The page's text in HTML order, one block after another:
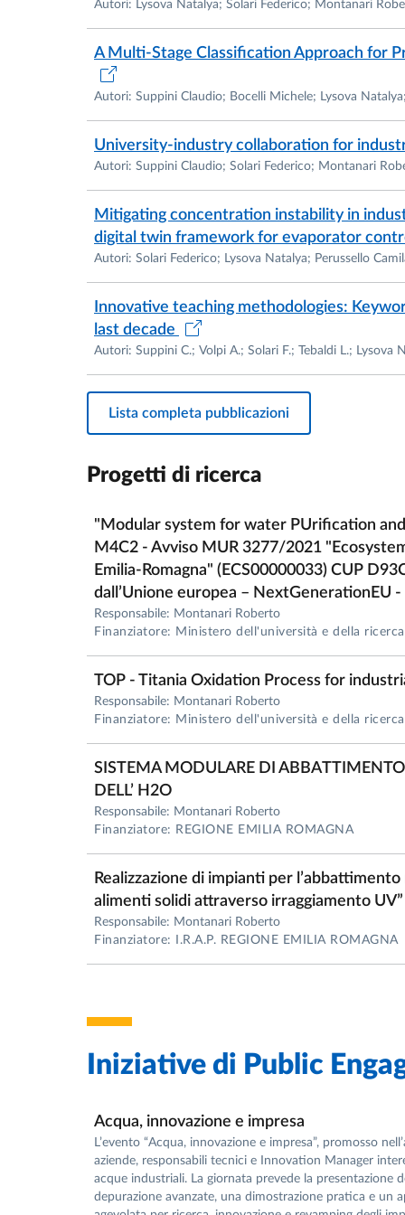
Commissione Monitoraggio
Coordinatore Erasmus/Socrates
Ricercatore Universitario – Università di
Attività didattica:
Gestione degli Impianti Industriali
Macchine e Impianti dell’Industria
Tutor corsi di qualità dei processi industriali
2002 – 2003
Visiting Professor
New Jersey Institute of Technology (USA)
1992 – 1998
Laurea in Ingegneria Meccanica
Voto: 110/110 con lode e dignità di stampa
1987 – 1992
Diploma di Maturità Scientifica
Istituto Tecnico Industriale “L. Nobili”,
Voto: 60/60
Attività di ricerca
L’attività scientifica riguarda principalmente:
progettazione e analisi degli impianti
supply chain management
simulazione dei sistemi produttivi
manutenzione e affidabilità
ottimizzazione e intelligenza artificiale
Indicatori bibliometrici (Scopus – marzo
147 pubblicazioni scientifiche
2659 citazioni
h-index: 27
International Journal of Production
Journal of Cleaner Production
International Journal of Production Research
Reliability Engineering & System Safety
Packaging Technology and Science
Trends in Food Science & Technology
Autori: Lysova Natalya; Solari Federico; Montanari
A Multi-Stage Classification Approach for
Autori: Suppini Claudio; Bocelli Michele; Lysova
University-industry collaboration for
Autori: Suppini Claudio; Solari Federico; Montanari
Mitigating concentration instability in
digital twin framework for evaporator
Autori: Solari Federico; Lysova Natalya; Perussello
Innovative teaching methodologies:
last decade
Autori: Suppini C.; Volpi A.; Solari F.; Tebaldi L.; Lysova
Lista completa pubblicazioni
Progetti di ricerca
"Modular system for water PUrification and
M4C2 - Avviso MUR 3277/2021
Emilia-Romagna" (ECS00000033) CUP
dall’Unione europea – NextGenerationEU -
Responsabile: Montanari Roberto
Finanziatore: Ministero dell'università e della ricerca
TOP - Titania Oxidation Process for
Responsabile: Montanari Roberto
Finanziatore: Ministero dell'università e della ricerca
SISTEMA MODULARE DI
DELL’ H2O
Responsabile: Montanari Roberto
Finanziatore: REGIONE EMILIA ROMAGNA
Realizzazione di impianti per
alimenti solidi attraverso irraggiamento UV”
Responsabile: Montanari Roberto
Finanziatore: I.R.A.P. REGIONE EMILIA ROMAGNA
Iniziative di Public
Acqua, innovazione e impresa
L’evento “Acqua, innovazione e impresa”, promosso
aziende, responsabili tecnici e Innovation Manager
acque industriali. La giornata prevede la
depurazione avanzate, una dimostrazione pratica e un